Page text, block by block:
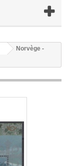
Norvège -